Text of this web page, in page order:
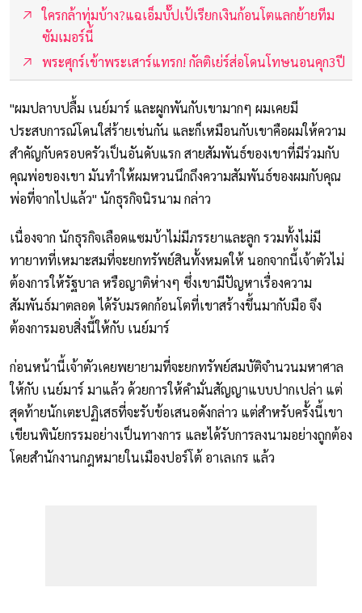
ใครกล้าทุ่มบ้าง?แฉเอ็มบั๊ปเป้เรียกเงินก้อนโตแลกย้ายทีม
ซัมเมอร์นี้
พระศุกร์เข้าพระเสาร์แทรก! กัลติเย่ร์ส่อโดนโทษนอนคุก3ปี
"ผมปลาบปลื้ม เนย์มาร์ และผูกพันกับเขามากๆ ผมเคยมี
ประสบการณ์โดนใส่ร้ายเช่นกัน และก็เหมือนกับเขาคือผมให้ความ
สำคัญกับครอบครัวเป็นอันดับแรก สายสัมพันธ์ของเขาที่มีร่วมกับ
คุณพ่อของเขา มันทำให้ผมหวนนึกถึงความสัมพันธ์ของผมกับคุณ
พ่อที่จากไปแล้ว" นักธุรกิจนิรนาม กล่าว
เนื่องจาก นักธุรกิจเลือดแซมบ้าไม่มีภรรยาและลูก รวมทั้งไม่มี
ทายาทที่เหมาะสมที่จะยกทรัพย์สินทั้งหมดให้ นอกจากนี้เจ้าตัวไม่
ต้องการให้รัฐบาล หรือญาติห่างๆ ซึ่งเขามีปัญหาเรื่องความ
สัมพันธ์มาตลอด ได้รับมรดกก้อนโตที่เขาสร้างขึ้นมากับมือ จึง
ต้องการมอบสิ่งนี้ให้กับ เนย์มาร์
ก่อนหน้านี้เจ้าตัวเคยพยายามที่จะยกทรัพย์สมบัติจำนวนมหาศาล
ให้กับ เนย์มาร์ มาแล้ว ด้วยการให้คำมั่นสัญญาแบบปากเปล่า แต่
สุดท้ายนักเตะปฏิเสธที่จะรับข้อเสนอดังกล่าว แต่สำหรับครั้งนี้เขา
เขียนพินัยกรรมอย่างเป็นทางการ และได้รับการลงนามอย่างถูกต้อง
โดยสำนักงานกฎหมายในเมืองปอร์โต้ อาเลเกร แล้ว